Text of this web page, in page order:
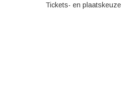
Tickets- en plaatskeuze